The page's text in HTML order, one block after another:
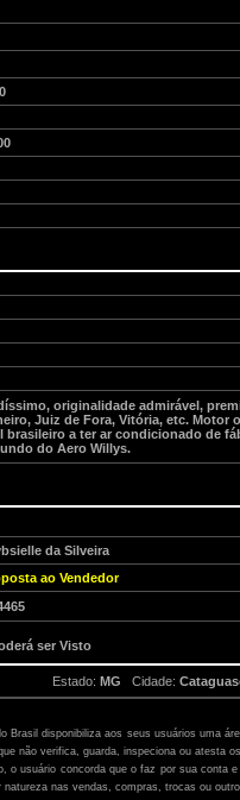
originalidade admirável,
Juiz de Fora, Vitória, etc. Motor
brasileiro a ter ar condicionado de
do Aero Willys.
da Silveira
ao Vendedor
ser Visto
Estado: MG Cidade:
Brasil disponibiliza aos seus usuários uma
não verifica, guarda, inspeciona ou atesta
o usuário concorda que o faz por sua conta
natureza nas vendas, compras, trocas ou